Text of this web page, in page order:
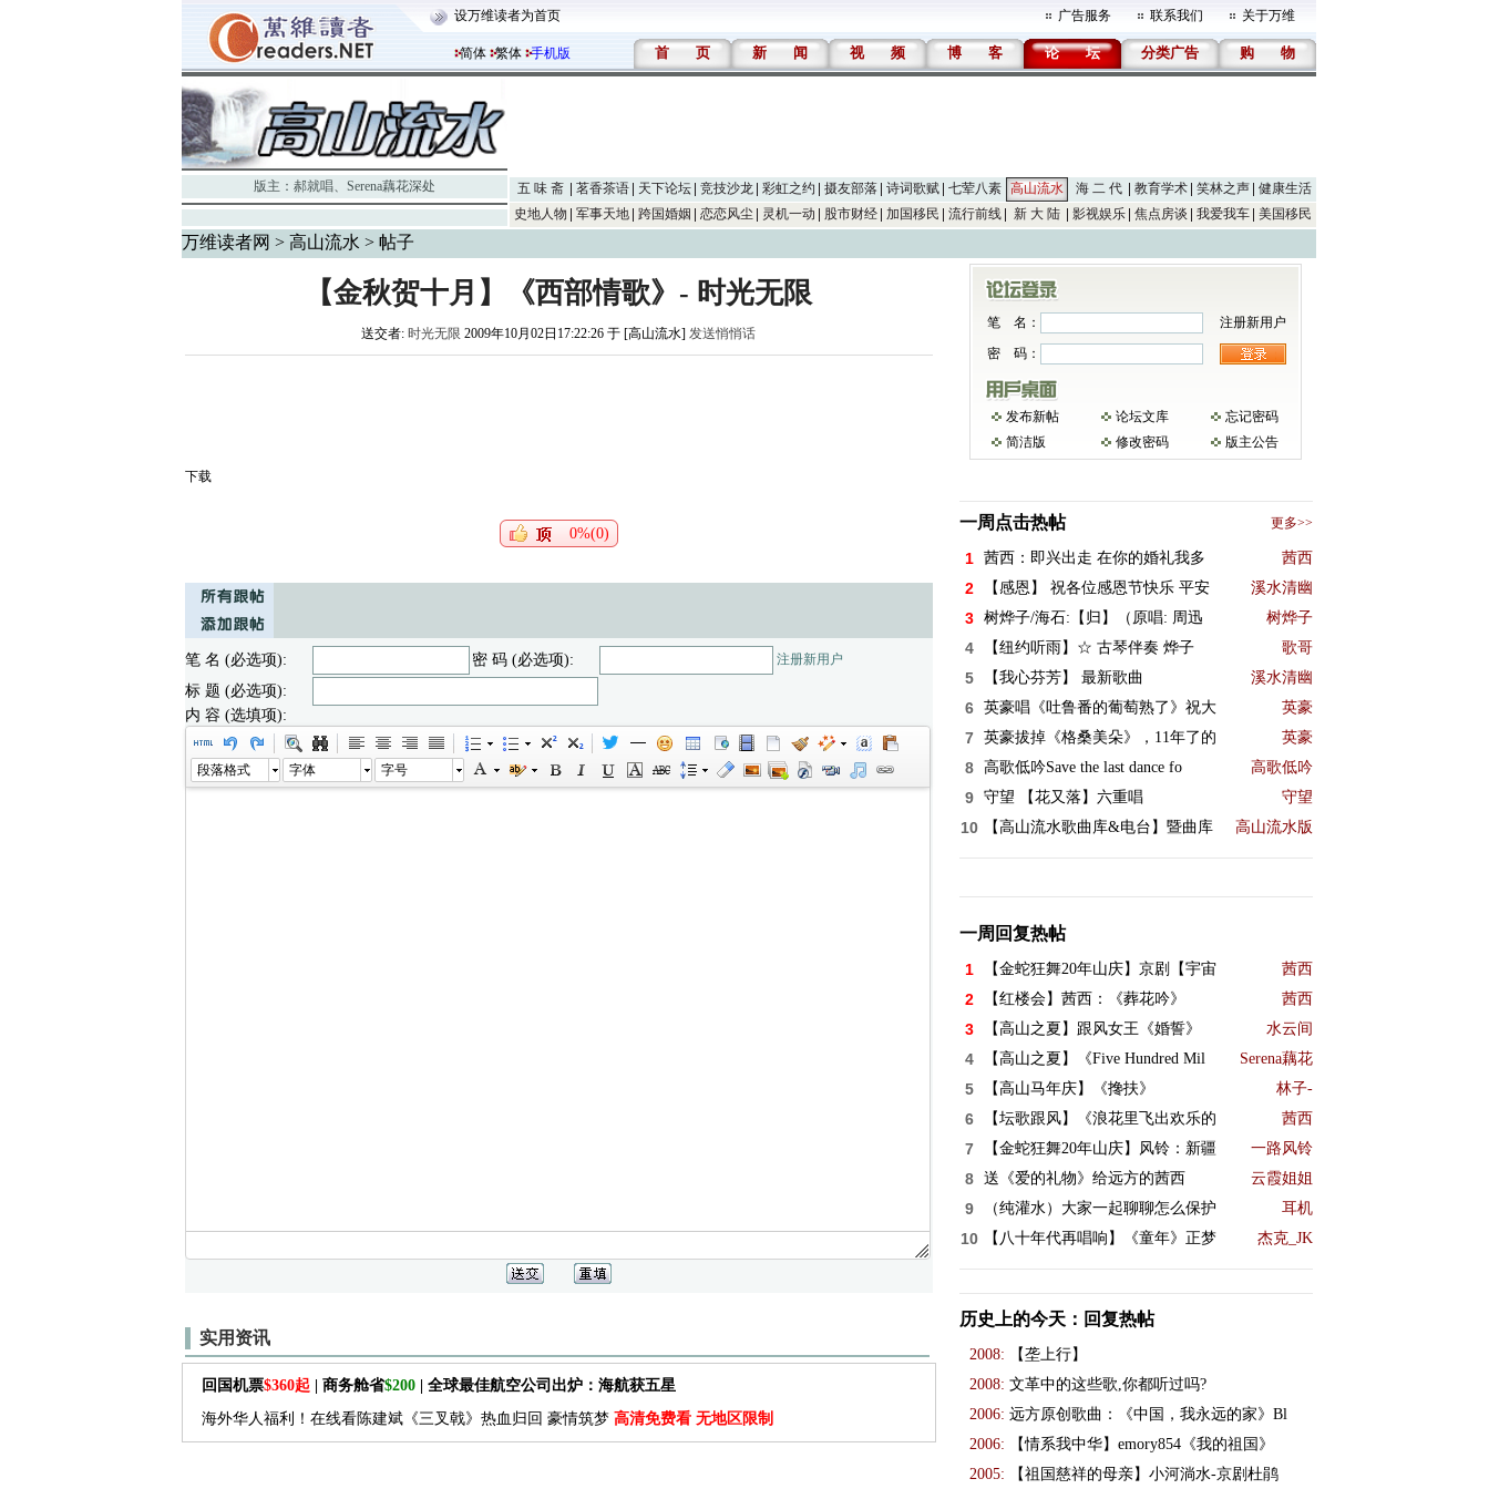
设万维读者为首页 广告服务 联系我们 关于万维
简体 繁体 手机版 首 页 新 闻 视 频 博 客 论 坛 分类广告 购 物
版主： 郝就唱、 Serena藕花深处 五 味 斋 茗香茶语 天下论坛 竞技沙龙 彩虹之约 摄友部落 诗词歌赋 七荤八素 高山流水 海 二 代 教育学术 笑林之声
健康生活
史地人物
军事天地 跨国婚姻 恋恋风尘 灵机一动 股市财经 加国移民 流行前线 新 大 陆 影视娱乐 焦点房谈 我爱我车 美国移民
万维读者网 > 高山流水 > 帖子
【金秋贺十月】《西部情歌》- 时光无限
送交者: 时光无限 2009年10月02日17:22:26 于 [高山流水] 发送悄悄话
下载
0%(0)
笔 名 (必选项): 密 码 (必选项): 注册新用户
标 题 (必选项):
内 容 (选填项):
段落格式 字体 字号
实用资讯
回国机票$360起 | 商务舱省$200| 全球最佳航空公司出炉：海航获五星
海外华人福利！在线看陈建斌《三叉戟》热血归回 豪情筑梦 高清免费看 无地区限制
笔 名：
注册新用户
密 码：
发布新帖 论坛文库
忘记密码
简洁版
修改密码 版主公告
一周点击热帖 更多>>
1 茜西：即兴出走 在你的婚礼我多 茜西
2 【感恩】 祝各位感恩节快乐 平安 溪水清幽
3 树烨子/海石:【归】（原唱: 周迅 树烨子
4 【纽约听雨】☆ 古琴伴奏 烨子 歌哥
5 【我心芬芳】 最新歌曲 溪水清幽
6 英豪唱《吐鲁番的葡萄熟了》祝大 英豪
7 英豪拔掉《格桑美朵》，11年了的 英豪
8 高歌低吟Save the last dance fo 高歌低吟
9 守望 【花又落】六重唱 守望
10 【高山流水歌曲库&电台】暨曲库 高山流水版
一周回复热帖
1 【金蛇狂舞20年山庆】京剧【宇宙 茜西
2 【红楼会】茜西：《葬花吟》 茜西
3 【高山之夏】跟风女王《婚誓》 水云间
4 【高山之夏】《Five Hundred Mil Serena藕花
5 【高山马年庆】《搀扶》 林子-
6 【坛歌跟风】《浪花里飞出欢乐的 茜西
7 【金蛇狂舞20年山庆】风铃：新疆 一路风铃
8 送《爱的礼物》给远方的茜西 云霞姐姐
9 （纯灌水）大家一起聊聊怎么保护 耳机
10 【八十年代再唱响】《童年》正梦 杰克_JK
历史上的今天：回复热帖
2008:
【垄上行】
2008: 文革中的这些歌,你都听过吗?
2006: 远方原创歌曲：《中国，我永远的家》Bl
2006:
【情系我中华】emory854《我的祖国》
2005:
【祖国慈祥的母亲】小河淌水-京剧杜鹃